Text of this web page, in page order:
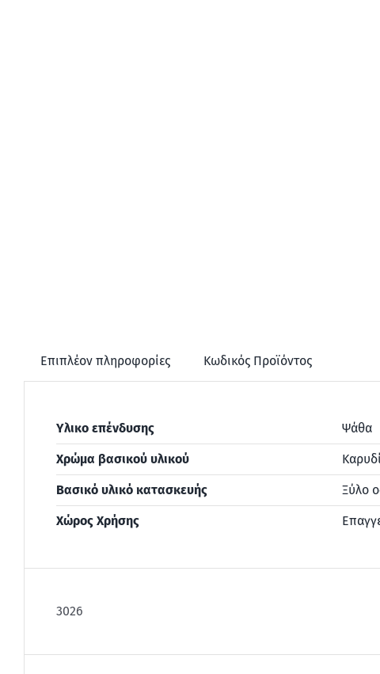
Επιπλέον πληροφορίες Κωδικός Προϊόντος
Υλικο επένδυσης Ψάθα
Χρώμα βασικού υλικού Καρυδί
Βασικό υλικό κατασκευής Ξύλο
Χώρος Χρήσης
3026